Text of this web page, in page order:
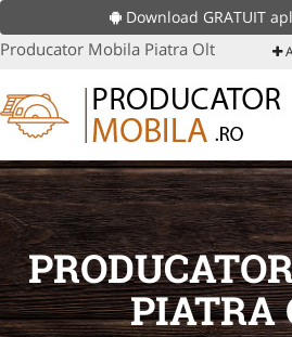
Download GRATUIT
Producator Mobila Piatra Olt
PIATRA